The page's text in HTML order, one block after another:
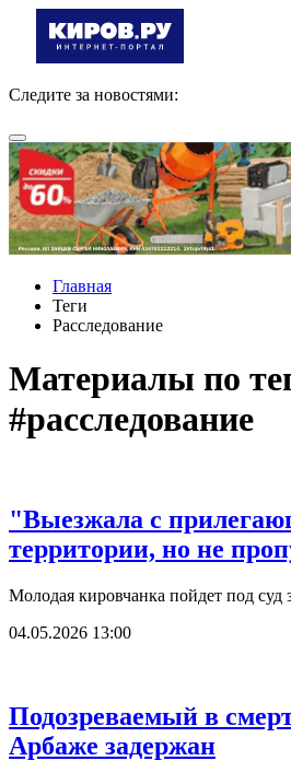
Следите за новостями:
Главная
Теги
Расследование
Материалы по
#расследование
"Выезжала с
территории, но не
Молодая кировчанка пойдет под суд
04.05.2026 13:00
Подозреваемый в
Арбаже задержан